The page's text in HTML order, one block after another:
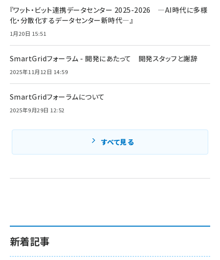
新着記事
『ワット・ビット連携データセンター 2025-2026 ―AI時代に多様
化・分散化するデータセンター新時代―』
1月20日 15:51
SmartGridフォーラム - 開発にあたって 開発スタッフと謝辞
2025年11月12日 14:59
SmartGridフォーラムについて
2025年9月29日 12:52
すべて見る